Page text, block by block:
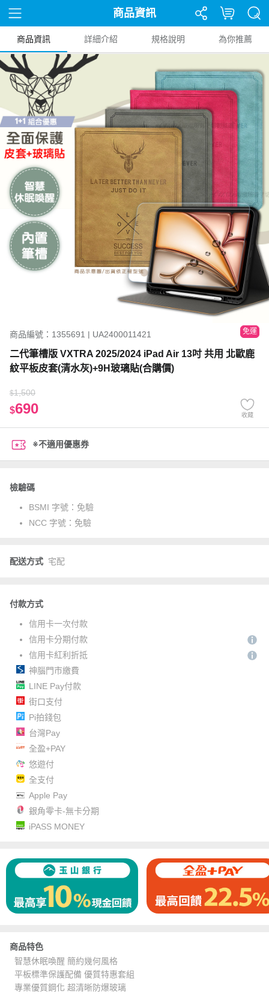
商品資訊
商品資訊 詳細介紹 規格說明 為你推薦
商品編號：1355691 | UA2400011421 免運
二代筆槽版 VXTRA 2025/2024 iPad Air 13吋 共用 北歐鹿
紋平板皮套(清水灰)+9H玻璃貼(合購價)
$1,500
$690 收藏
※不適用優惠券
檢驗碼
BSMI 字號： 免驗
NCC 字號： 免驗
配送方式 宅配
付款方式
信用卡一次付款
信用卡分期付款
信用卡紅利折抵
神腦門市繳費
LINE Pay付款
街口支付
Pi拍錢包
台灣Pay
全盈+PAY
悠遊付
全支付
Apple Pay
銀角零卡-無卡分期
iPASS MONEY
商品特色
智慧休眠喚醒 簡約幾何風格
平板標準保護配備 優質特惠套組
專業優質鋼化 超清晰防爆玻璃